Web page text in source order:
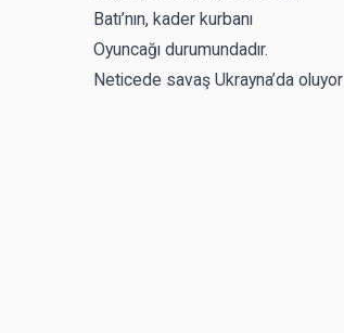
Batı’nın, kader kurbanı
Oyuncağı durumundadır.
Neticede savaş Ukrayna’da oluyor